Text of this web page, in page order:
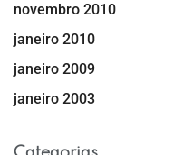
novembro 2010
janeiro 2010
janeiro 2009
janeiro 2003